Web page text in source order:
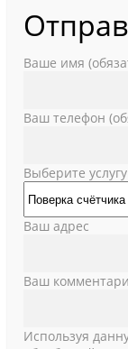
Ваше имя
Ваш телефон
Выберите услугу
Ваш адрес
Ваш
Используя